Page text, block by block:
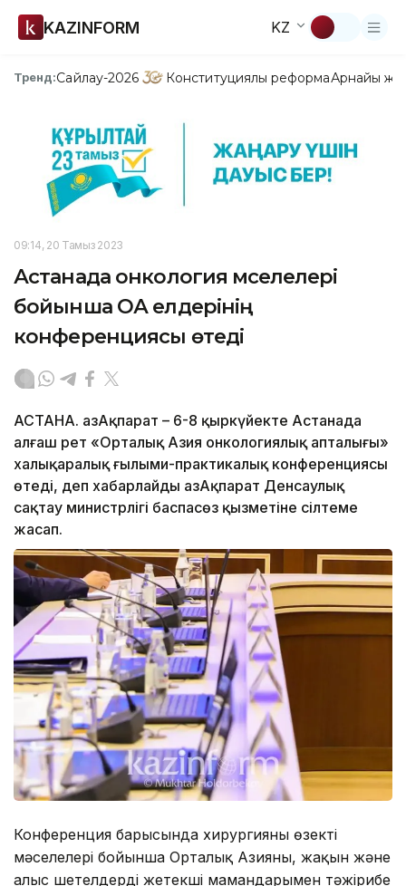
KAZINFORM KZ
Тренд:Сайлау-2026 Конституциялық реформаАрнайы
09:14, 20 Тамыз 2023
Астанада онкология мәселелері
бойынша ОА елдерінің
конференциясы өтеді
АСТАНА. ҚазАқпарат – 6-8 қыркүйекте Астанада
алғаш рет «Орталық Азия онкологиялық апталығы»
халықаралық ғылыми-практикалық конференциясы
өтеді, деп хабарлайды ҚазАқпарат Денсаулық
сақтау министрлігі баспасөз қызметіне сілтеме
жасап.
Конференция барысында хирургияның өзекті
мәселелері бойынша Орталық Азияның, жақын және
алыс шетелдердің жетекші мамандарымен тәжірибе